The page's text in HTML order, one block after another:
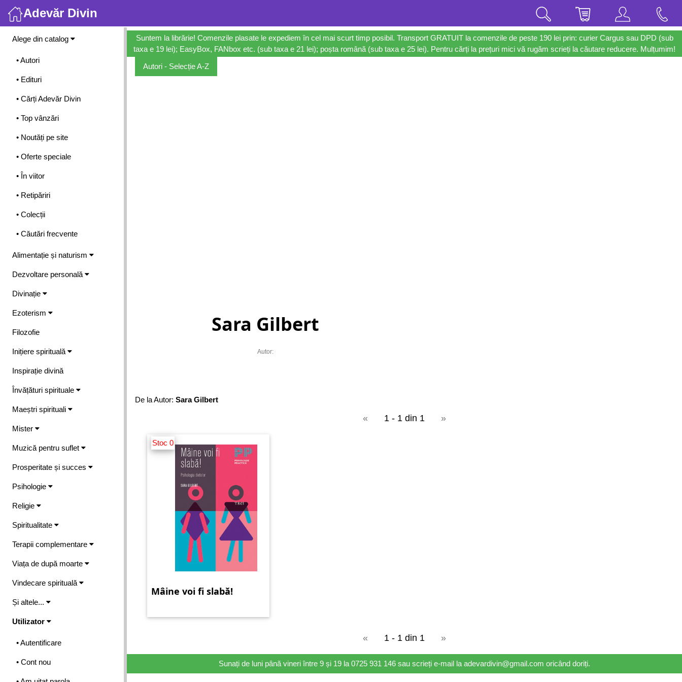
Adevăr Divin
Meniu
Alege din catalog
• Autori
• Edituri
• Cărți Adevăr Divin
• Top vânzări
• Noutăți pe site
• Oferte speciale
• În viitor
• Retipăriri
• Colecții
• Căutări frecvente
Alimentație și naturism
Dezvoltare personală
Divinație
Ezoterism
Filozofie
Inițiere spirituală
Inspirație divină
Învățături spirituale
Maeștri spirituali
Mister
Muzică pentru suflet
Prosperitate și succes
Psihologie
Religie
Spiritualitate
Terapii complementare
Viața de după moarte
Vindecare spirituală
Și altele...
Utilizator
• Autentificare
• Cont nou
Suntem la librărie! Comenzile plasate le expediem în cel mai scurt timp posibil. Transport GRATUIT la comenzile de peste 190 lei prin: curier Cargus sau DPD (sub
taxa e 19 lei); EasyBox, FANbox etc. (sub taxa e 21 lei); poșta română (sub taxa e 25 lei). Pentru cărți la prețuri mici vă rugăm scrieți la căutare reducere. Mulțumim!
Autori - Selecție A-Z
Sara Gilbert
Autor:
De la Autor: Sara Gilbert
« 1 - 1 din 1 »
Stoc 0
Mâine voi fi slabă!
« 1 - 1 din 1 »
Sunați de luni până vineri între 9 și 19 la 0725 931 146 sau scrieți e-mail la adevardivin@gmail.com oricând doriți.